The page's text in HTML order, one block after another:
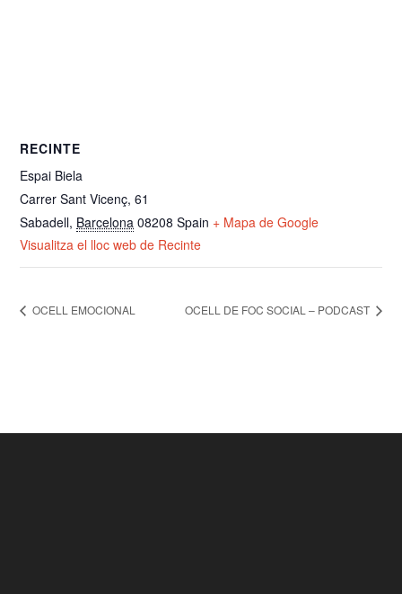
RECINTE
Espai Biela
Carrer Sant Vicenç, 61
Sabadell, Barcelona 08208 Spain + Mapa de Google
Visualitza el lloc web de Recinte
OCELL EMOCIONAL OCELL DE FOC SOCIAL – PODCAST